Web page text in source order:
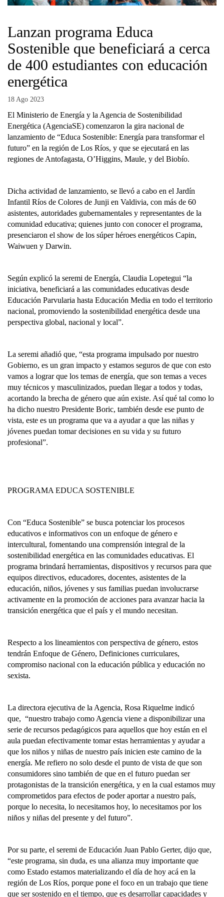
Lanzan programa Educa
Sostenible que beneficiará a cerca
de 400 estudiantes con educación
energética
18 Ago 2023
El Ministerio de Energía y la Agencia de Sostenibilidad
Energética (AgenciaSE) comenzaron la gira nacional de
lanzamiento de “Educa Sostenible: Energía para transformar el
futuro” en la región de Los Ríos, y que se ejecutará en las
regiones de Antofagasta, O’Higgins, Maule, y del Biobío.
Dicha actividad de lanzamiento, se llevó a cabo en el Jardín
Infantil Ríos de Colores de Junji en Valdivia, con más de 60
asistentes, autoridades gubernamentales y representantes de la
comunidad educativa; quienes junto con conocer el programa,
presenciaron el show de los súper héroes energéticos Capin,
Waiwuen y Darwin.
Según explicó la seremi de Energía, Claudia Lopetegui “la
iniciativa, beneficiará a las comunidades educativas desde
Educación Parvularia hasta Educación Media en todo el territorio
nacional, promoviendo la sostenibilidad energética desde una
perspectiva global, nacional y local”.
La seremi añadió que, “esta programa impulsado por nuestro
Gobierno, es un gran impacto y estamos seguros de que con esto
vamos a lograr que los temas de energía, que son temas a veces
muy técnicos y masculinizados, puedan llegar a todos y todas,
acortando la brecha de género que aún existe. Así qué tal como lo
ha dicho nuestro Presidente Boric, también desde ese punto de
vista, este es un programa que va a ayudar a que las niñas y
jóvenes puedan tomar decisiones en su vida y su futuro
profesional”.
PROGRAMA EDUCA SOSTENIBLE
Con “Educa Sostenible” se busca potenciar los procesos
educativos e informativos con un enfoque de género e
intercultural, fomentando una comprensión integral de la
sostenibilidad energética en las comunidades educativas. El
programa brindará herramientas, dispositivos y recursos para que
equipos directivos, educadores, docentes, asistentes de la
educación, niños, jóvenes y sus familias puedan involucrarse
activamente en la promoción de acciones para avanzar hacia la
transición energética que el país y el mundo necesitan.
Respecto a los lineamientos con perspectiva de género, estos
tendrán Enfoque de Género, Definiciones curriculares,
compromiso nacional con la educación pública y educación no
sexista.
La directora ejecutiva de la Agencia, Rosa Riquelme indicó
que, “nuestro trabajo como Agencia viene a disponibilizar una
serie de recursos pedagógicos para aquellos que hoy están en el
aula puedan efectivamente tomar estas herramientas y ayudar a
que los niños y niñas de nuestro país inicien este camino de la
energía. Me refiero no solo desde el punto de vista de que son
consumidores sino también de que en el futuro puedan ser
protagonistas de la transición energética, y en la cual estamos muy
comprometidos para efectos de poder aportar a nuestro país,
porque lo necesita, lo necesitamos hoy, lo necesitamos por los
niños y niñas del presente y del futuro”.
Por su parte, el seremi de Educación Juan Pablo Gerter, dijo que,
“este programa, sin duda, es una alianza muy importante que
como Estado estamos materializando el día de hoy acá en la
región de Los Ríos, porque pone el foco en un trabajo que tiene
que ser sostenido en el tiempo, que es desarrollar capacidades y